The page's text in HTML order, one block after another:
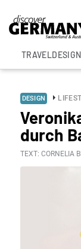
TRAVEL
DESIGN
durch
TEXT: CORNELIA